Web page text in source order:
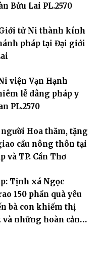
Bửu Lai PL.2570
tử Ni thành kính
pháp tại Đại giới
viện Vạn Hạnh
lễ dâng pháp y
PL.2570
Hoa thăm, tặng
cầu nông thôn tại
và TP. Cần Thơ
Tịnh xá Ngọc
150 phần quà yêu
bà con khiếm thị
và những hoàn cảnh